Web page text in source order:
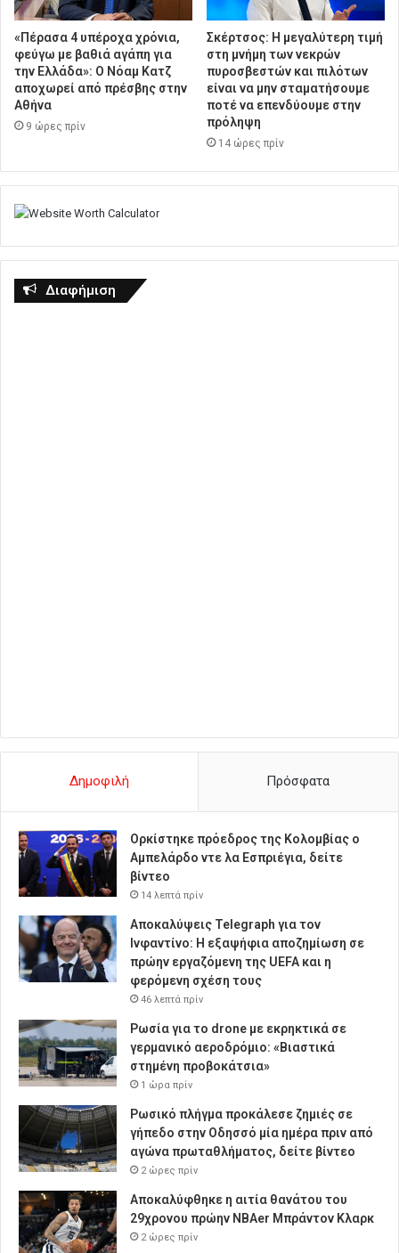
«Πέρασα 4 υπέροχα χρόνια,
φεύγω με βαθιά αγάπη για
την Ελλάδα»: Ο Νόαμ Κατζ
αποχωρεί από πρέσβης στην
Αθήνα
9 ώρες πρίν
Σκέρτσος: Η μεγαλύτερη τιμή
στη μνήμη των νεκρών
πυροσβεστών και πιλότων
είναι να μην σταματήσουμε
ποτέ να επενδύουμε στην
πρόληψη
14 ώρες πρίν
Διαφήμιση
Δημοφιλή Πρόσφατα
Ορκίστηκε πρόεδρος της Κολομβίας ο
Αμπελάρδο ντε λα Εσπριέγια, δείτε
βίντεο
14 λεπτά πρίν
Αποκαλύψεις Telegraph για τον
Ινφαντίνο: Η εξαψήφια αποζημίωση σε
πρώην εργαζόμενη της UEFA και η
φερόμενη σχέση τους
46 λεπτά πρίν
Ρωσία για το drone με εκρηκτικά σε
γερμανικό αεροδρόμιο: «Βιαστικά
στημένη προβοκάτσια»
1 ώρα πρίν
Ρωσικό πλήγμα προκάλεσε ζημιές σε
γήπεδο στην Οδησσό μία ημέρα πριν από
αγώνα πρωταθλήματος, δείτε βίντεο
2 ώρες πρίν
Αποκαλύφθηκε η αιτία θανάτου του
29χρονου πρώην NBAer Μπράντον Κλαρκ
2 ώρες πρίν